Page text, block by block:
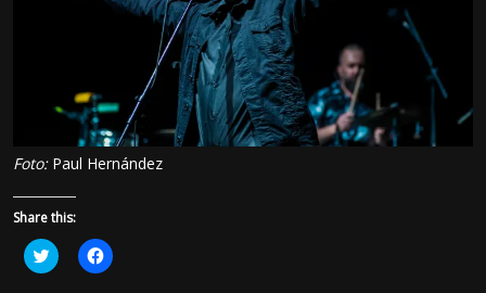
Foto:Paul Hernández
Share this:
H
a
H
a